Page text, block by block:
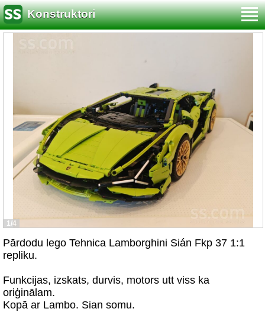
Konstruktori
1/4
Pārdodu lego Tehnica Lamborghini Sián Fkp 37 1:1
repliku.
Funkcijas, izskats, durvis, motors utt viss ka
oriģinālam.
Kopā ar Lambo. Sian somu.